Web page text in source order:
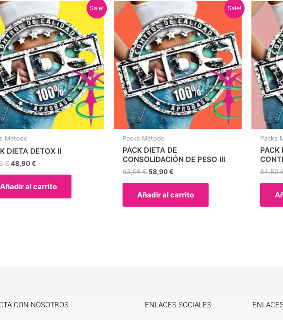
Sale!
Método
DIETA DETOX II
€
El
precio
original
era:
52,76 €.
48,90€
precio
actual
es:
48,90 €.
Añadir al carrito
Sale!
Packs Método
PACK DIETA DE
CONSOLIDACIÓN DE PESO III
63,96€
El
precio
original
era:
63,96 €.
58,90€
precio
actual
es:
58,90 €.
Añadir al carrito
Packs
PACK
84,50
CON NOSOTROS ENLACES SOCIALES